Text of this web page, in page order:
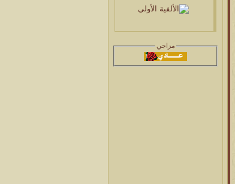
مزاجي